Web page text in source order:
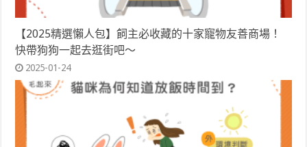
【2025精選懶人包】飼主必收藏的十家寵物友善商場！
快帶狗狗一起去逛街吧～
2025-01-24